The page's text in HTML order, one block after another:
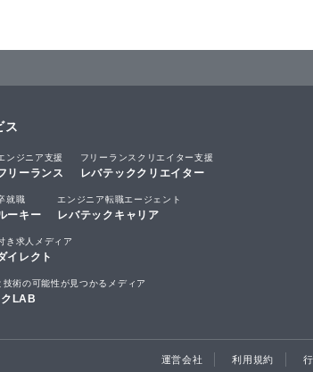
ス
ンジニア支援
リーランス
フリーランスクリエイター支援
レバテッククリエイター
就職
ーキー
エンジニア転職エージェント
レバテックキャリア
き求人メディア
イレクト
技術の可能性が見つかるメディア
LAB
運営会社 利用規約